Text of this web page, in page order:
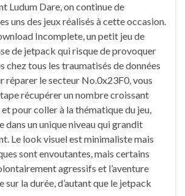
Ludum Dare, on continue de
uns des jeux réalisés à cette occasion.
Incomplete, un petit jeu de
de jetpack qui risque de provoquer
chez tous les traumatisés de données
réparer le secteur No.0x23F0, vous
récupérer un nombre croissant
et pour coller à la thématique du jeu,
dans un unique niveau qui grandit
Le look visuel est minimaliste mais
sont envoutantes, mais certains
agressifs et l’aventure
sur la durée, d’autant que le jetpack